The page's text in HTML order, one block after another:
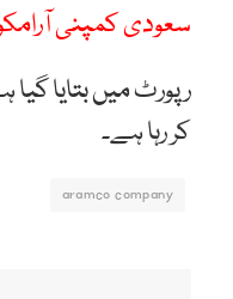
سعودی کمپنی
رپورٹ میں بتایا
کر رہا ہے۔
aramco company